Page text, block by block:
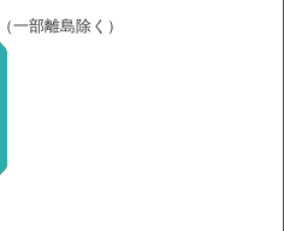
（一部離島除く）